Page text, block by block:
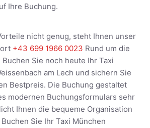
Ihre Buchung.
nicht genug, steht Ihnen unser
+43 699 1966 0023 Rund um die
Sie noch heute Ihr Taxi
am Lech und sichern Sie
Bestpreis. Die Buchung gestaltet
modernen Buchungsformulars sehr
Ihnen die bequeme Organisation
Sie Ihr Taxi München